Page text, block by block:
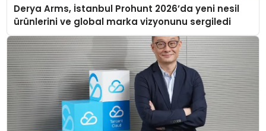
Derya Arms, İstanbul Prohunt 2026’da yeni nesil
ürünlerini ve global marka vizyonunu sergiledi